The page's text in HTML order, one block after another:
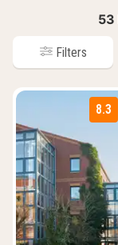
53
Filters
8.3